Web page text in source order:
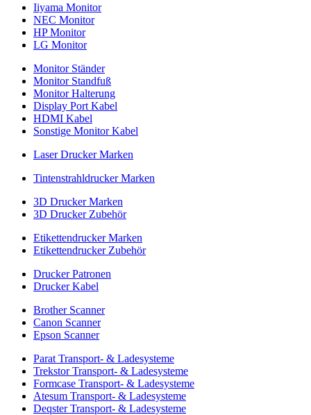
Iiyama Monitor
NEC Monitor
HP Monitor
LG Monitor
Monitor Ständer
Monitor Standfuß
Monitor Halterung
Display Port Kabel
HDMI Kabel
Sonstige Monitor Kabel
Laser Drucker Marken
Tintenstrahldrucker Marken
3D Drucker Marken
3D Drucker Zubehör
Etikettendrucker Marken
Etikettendrucker Zubehör
Drucker Patronen
Drucker Kabel
Brother Scanner
Canon Scanner
Epson Scanner
Parat Transport- & Ladesysteme
Trekstor Transport- & Ladesysteme
Formcase Transport- & Ladesysteme
Atesum Transport- & Ladesysteme
Deqster Transport- & Ladesysteme